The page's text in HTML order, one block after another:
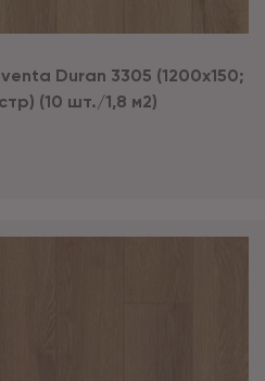
Duran 3305 (1200х150;
(10 шт./1,8 м2)